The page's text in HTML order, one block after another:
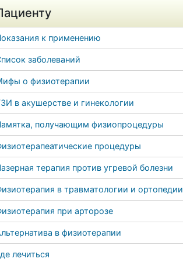
к применению
заболеваний
о физиотерапии
в акушерстве и гинекологии
получающим физиопроцедуры
процедуры
терапия против угревой болезни
в травматологии и ортопедии
при арторозе
в физиотерапии
лечиться